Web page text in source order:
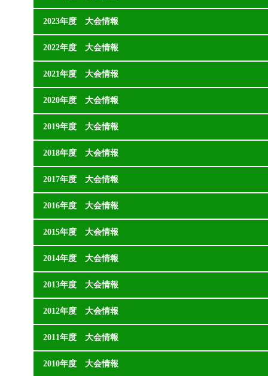
2023年度 大会情報
2022年度 大会情報
2021年度 大会情報
2020年度 大会情報
2019年度 大会情報
2018年度 大会情報
2017年度 大会情報
2016年度 大会情報
2015年度 大会情報
2014年度 大会情報
2013年度 大会情報
2012年度 大会情報
2011年度 大会情報
2010年度 大会情報